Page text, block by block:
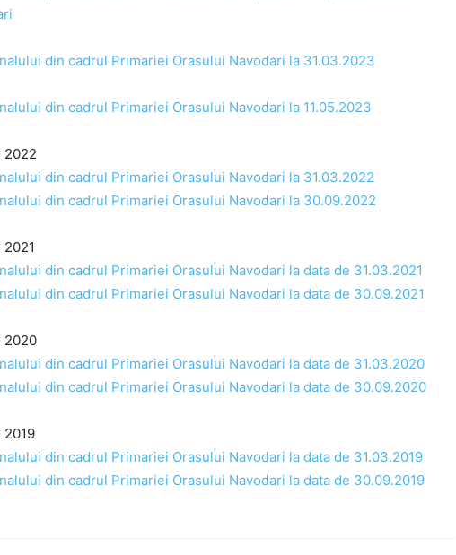
din cadrul Primariei Orasului Navodari la 31.03.2023
din cadrul Primariei Orasului Navodari la 11.05.2023
2022
din cadrul Primariei Orasului Navodari la 31.03.2022
din cadrul Primariei Orasului Navodari la 30.09.2022
din cadrul Primariei Orasului Navodari la data de 31.03.2021
din cadrul Primariei Orasului Navodari la data de 30.09.2021
2020
din cadrul Primariei Orasului Navodari la data de 31.03.2020
din cadrul Primariei Orasului Navodari la data de 30.09.2020
din cadrul Primariei Orasului Navodari la data de 31.03.2019
din cadrul Primariei Orasului Navodari la data de 30.09.2019